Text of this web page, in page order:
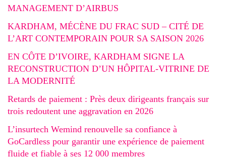
MANAGEMENT D’AIRBUS
KARDHAM, MÉCÈNE DU FRAC SUD – CITÉ DE
L’ART CONTEMPORAIN POUR SA SAISON 2026
EN CÔTE D’IVOIRE, KARDHAM SIGNE LA
RECONSTRUCTION D’UN HÔPITAL-VITRINE DE
LA MODERNITÉ
Retards de paiement : Près deux dirigeants français sur
trois redoutent une aggravation en 2026
L’insurtech Wemind renouvelle sa confiance à
GoCardless pour garantir une expérience de paiement
fluide et fiable à ses 12 000 membres